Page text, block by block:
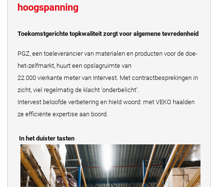
hoogspanning
Toekomstgerichte topkwaliteit zorgt voor algemene tevredenheid
PGZ, een toeleverancier van materialen en producten voor de doe-
het-zelfmarkt, huurt een opslagruimte van
22.000 vierkante meter van Intervest. Met contractbesprekingen in
zicht, viel regelmatig de klacht ‘onderbelicht’.
Intervest beloofde verbetering en hield woord: met VEKO haalden
ze efficiënte expertise aan boord.
In het duister tasten